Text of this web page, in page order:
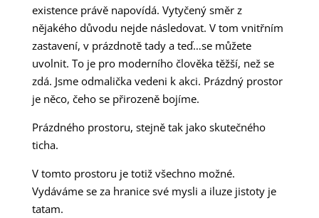
existence právě napovídá. Vytyčený směr z
nějakého důvodu nejde následovat. V tom vnitřním
zastavení, v prázdnotě tady a teď…se můžete
uvolnit. To je pro moderního člověka těžší, než se
zdá. Jsme odmalička vedeni k akci. Prázdný prostor
je něco, čeho se přirozeně bojíme.
Prázdného prostoru, stejně tak jako skutečného
ticha.
V tomto prostoru je totiž všechno možné.
Vydáváme se za hranice své mysli a iluze jistoty je
tatam.